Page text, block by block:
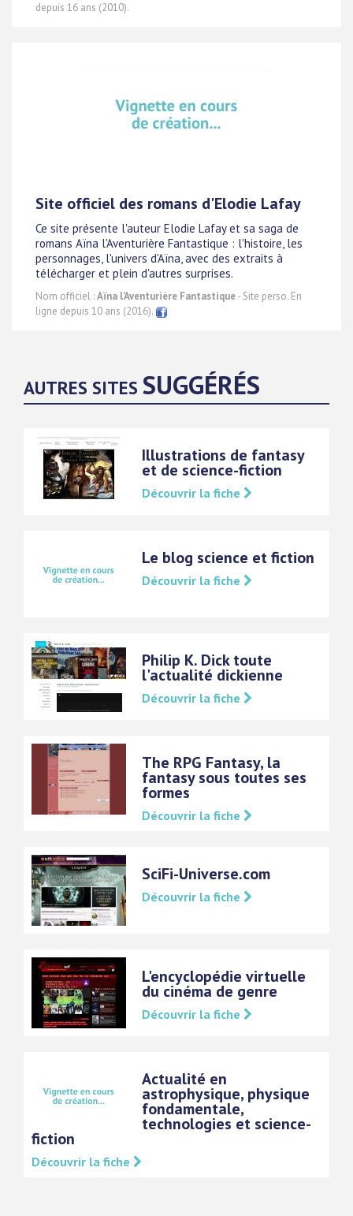
depuis 16 ans (2010).
Site officiel des romans d'Elodie Lafay
Ce site présente l'auteur Elodie Lafay et sa saga de
romans Aïna l'Aventurière Fantastique : l'histoire, les
personnages, l'univers d'Aïna, avec des extraits à
télécharger et plein d'autres surprises.
Nom officiel :Aïna l'Aventurière Fantastique- Site perso. En
ligne depuis 10 ans (2016).
AUTRES SITES SUGGÉRÉS
Illustrations de fantasy
et de science-fiction
Découvrir la fiche
Le blog science et fiction
Découvrir la fiche
Philip K. Dick toute
l'actualité dickienne
Découvrir la fiche
The RPG Fantasy, la
fantasy sous toutes ses
formes
Découvrir la fiche
SciFi-Universe.com
Découvrir la fiche
L'encyclopédie virtuelle
du cinéma de genre
Découvrir la fiche
Actualité en
astrophysique, physique
fondamentale,
technologies et science-
fiction
Découvrir la fiche